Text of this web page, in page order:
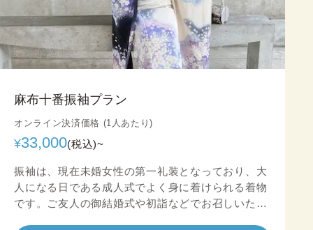
麻布十番振袖プラン
オンライン決済価格 (1人あたり)
¥33,000(税込)~
振袖は、現在未婚女性の第一礼装となっており、大
人になる日である成人式でよく身に着けられる着物
です。ご友人の御結婚式や初詣などでお召しいただ